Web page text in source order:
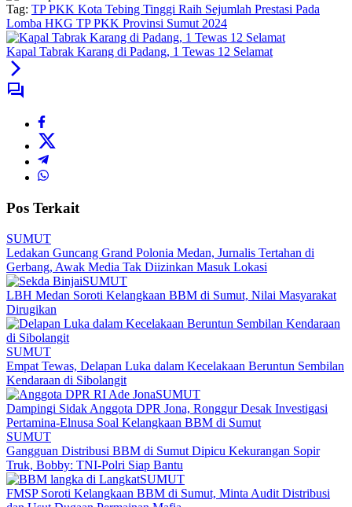
Tag: TP PKK Kota Tebing Tinggi Raih Sejumlah Prestasi Pada
Lomba HKG TP PKK Provinsi Sumut 2024
Kapal Tabrak Karang di Padang, 1 Tewas 12 Selamat
Pos Terkait
SUMUT
Ledakan Guncang Grand Polonia Medan, Jurnalis Tertahan di
Gerbang, Awak Media Tak Diizinkan Masuk Lokasi
SUMUT
LBH Medan Soroti Kelangkaan BBM di Sumut, Nilai Masyarakat
Dirugikan
SUMUT
Empat Tewas, Delapan Luka dalam Kecelakaan Beruntun Sembilan
Kendaraan di Sibolangit
SUMUT
Dampingi Sidak Anggota DPR Jona, Ronggur Desak Investigasi
Pertamina-Elnusa Soal Kelangkaan BBM di Sumut
SUMUT
Gangguan Distribusi BBM di Sumut Dipicu Kekurangan Sopir
Truk, Bobby: TNI-Polri Siap Bantu
SUMUT
FMSP Soroti Kelangkaan BBM di Sumut, Minta Audit Distribusi